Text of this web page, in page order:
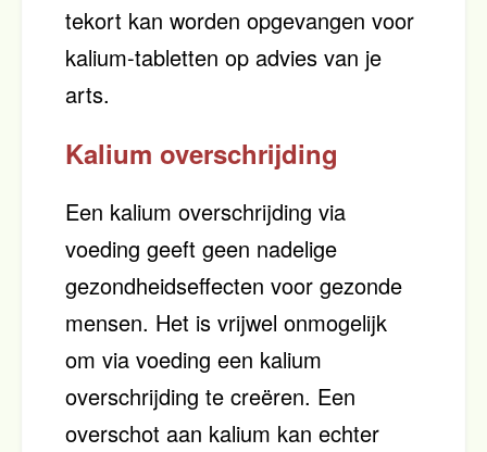
tekort kan worden opgevangen voor
kalium-tabletten op advies van je
arts.
Kalium overschrijding
Een kalium overschrijding via
voeding geeft geen nadelige
gezondheidseffecten voor gezonde
mensen. Het is vrijwel onmogelijk
om via voeding een kalium
overschrijding te creëren. Een
overschot aan kalium kan echter